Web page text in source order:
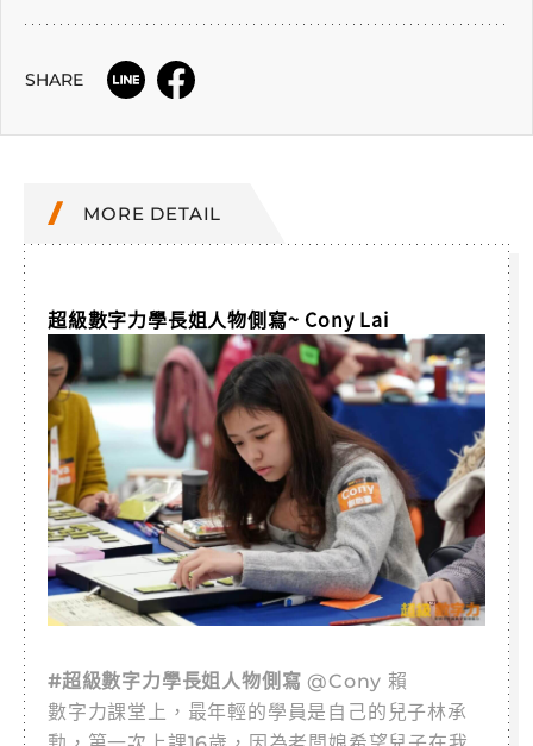
SHARE
MORE DETAIL
超級數字力學長姐人物側寫~ Cony Lai
#超級數字力學長姐人物側寫 @Cony 賴
數字力課堂上，最年輕的學員是自己的兒子林承